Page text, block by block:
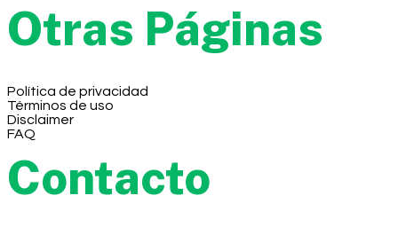
Otras Páginas
Política de privacidad
Términos de uso
Disclaimer
FAQ
Contacto